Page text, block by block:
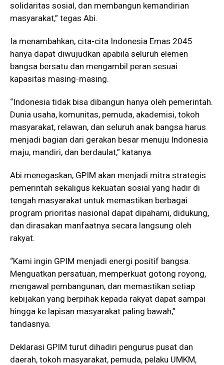
solidaritas sosial, dan membangun kemandirian
masyarakat,” tegas Abi.
Ia menambahkan, cita-cita Indonesia Emas 2045
hanya dapat diwujudkan apabila seluruh elemen
bangsa bersatu dan mengambil peran sesuai
kapasitas masing-masing.
“Indonesia tidak bisa dibangun hanya oleh pemerintah.
Dunia usaha, komunitas, pemuda, akademisi, tokoh
masyarakat, relawan, dan seluruh anak bangsa harus
menjadi bagian dari gerakan besar menuju Indonesia
maju, mandiri, dan berdaulat,” katanya.
Abi menegaskan, GPIM akan menjadi mitra strategis
pemerintah sekaligus kekuatan sosial yang hadir di
tengah masyarakat untuk memastikan berbagai
program prioritas nasional dapat dipahami, didukung,
dan dirasakan manfaatnya secara langsung oleh
rakyat.
“Kami ingin GPIM menjadi energi positif bangsa.
Menguatkan persatuan, memperkuat gotong royong,
mengawal pembangunan, dan memastikan setiap
kebijakan yang berpihak kepada rakyat dapat sampai
hingga ke lapisan masyarakat paling bawah,”
tandasnya.
Deklarasi GPIM turut dihadiri pengurus pusat dan
daerah, tokoh masyarakat, pemuda, pelaku UMKM,